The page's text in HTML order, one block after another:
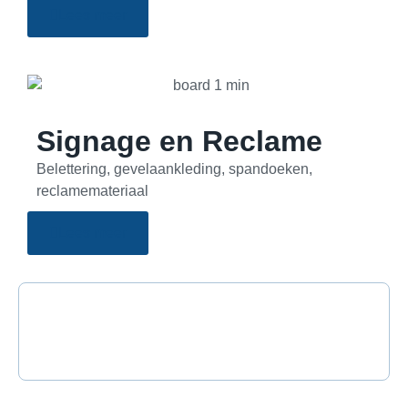
Signage en Reclame
Belettering, gevelaankleding, spandoeken,
reclamemateriaal